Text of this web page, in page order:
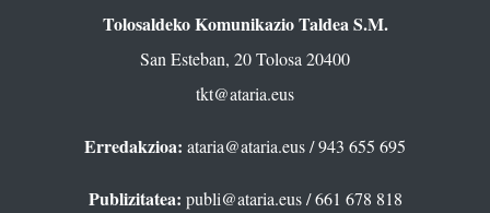
Tolosaldeko Komunikazio Taldea S.M.
San Esteban, 20 Tolosa 20400
tkt@ataria.eus
Erredakzioa: ataria@ataria.eus/ 943 655 695
Publizitatea: publi@ataria.eus/ 661 678 818